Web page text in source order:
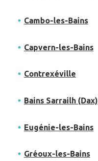
Cambo-les-Bains
Capvern-les-Bains
Contrexéville
Bains Sarrailh (Dax)
Eugénie-les-Bains
Gréoux-les-Bains